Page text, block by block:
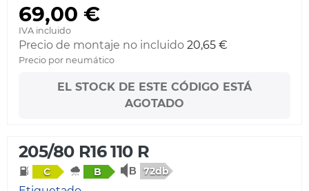
69,00 €
IVA incluido
Precio de montaje no incluido 20,65 €
Precio por neumático
EL STOCK DE ESTE CÓDIGO ESTÁ
AGOTADO
205/80 R16 110 R
C B 72db